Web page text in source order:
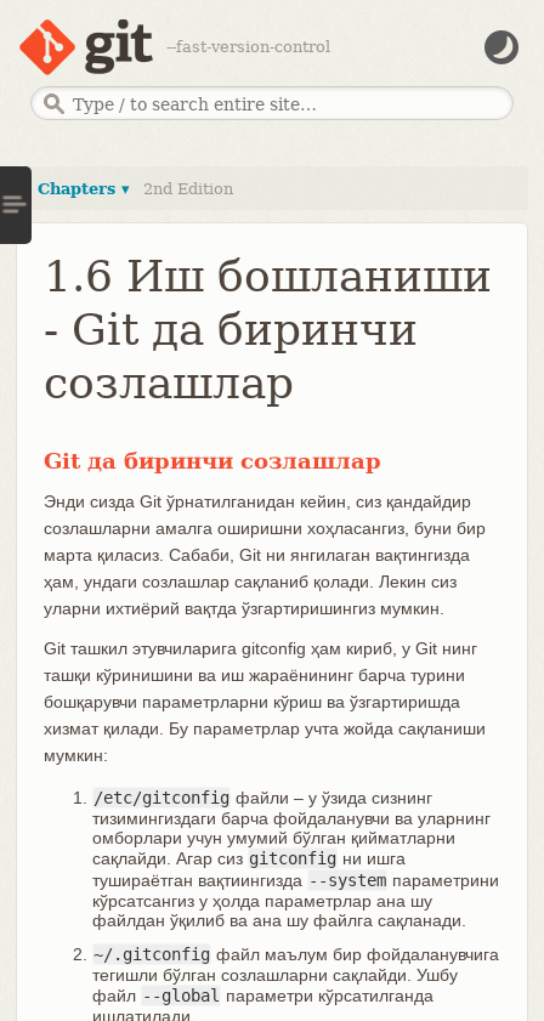
--fast-version-control
Chapters ▾ 2nd Edition
1.6 Иш бошланиши
- Git да биринчи
созлашлар
Git да биринчи созлашлар
Энди сизда Git ўрнатилганидан кейин, сиз қандайдир
созлашларни амалга оширишни хоҳласангиз, буни бир
марта қиласиз. Сабаби, Git ни янгилаган вақтингизда
ҳам, ундаги созлашлар сақланиб қолади. Лекин сиз
уларни ихтиёрий вақтда ўзгартиришингиз мумкин.
Git ташкил этувчиларига gitconfig ҳам кириб, у Git нинг
ташқи кўринишини ва иш жараёнининг барча турини
бошқарувчи параметрларни кўриш ва ўзгартиришда
хизмат қилади. Бу параметрлар учта жойда сақланиши
мумкин:
/etc/gitconfig файли – у ўзида сизнинг
тизимингиздаги барча фойдаланувчи ва уларнинг
омборлари учун умумий бўлган қийматларни
сақлайди. Агар сиз gitconfig ни ишга
тушираётган вақтиингизда --system параметрини
кўрсатсангиз у ҳолда параметрлар ана шу
файлдан ўқилиб ва ана шу файлга сақланади.
~/.gitconfig файл маълум бир фойдаланувчига
тегишли бўлган созлашларни сақлайди. Ушбу
файл --global параметри кўрсатилганда
ишлатилади.